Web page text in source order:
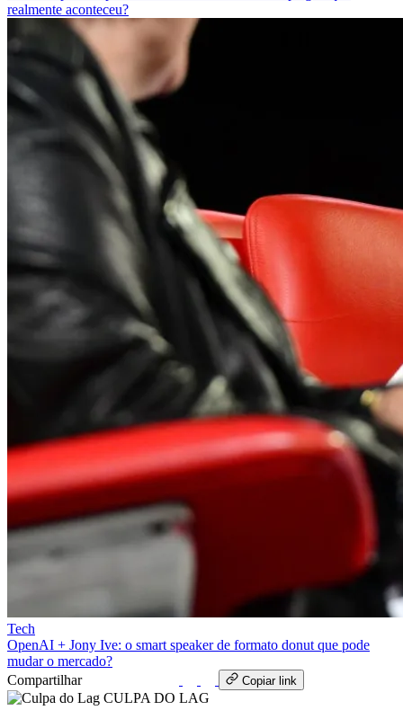
realmente aconteceu?
Tech
OpenAI + Jony Ive: o smart speaker de formato donut que pode
mudar o mercado?
Compartilhar
Copiar link
CULPA DO LAG